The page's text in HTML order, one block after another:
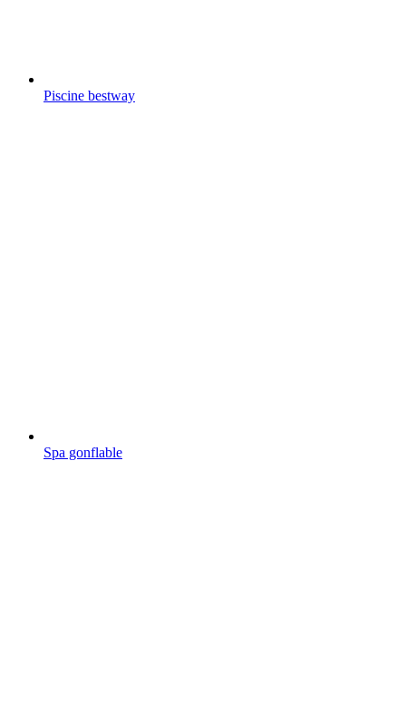
Piscine bestway
Spa gonflable